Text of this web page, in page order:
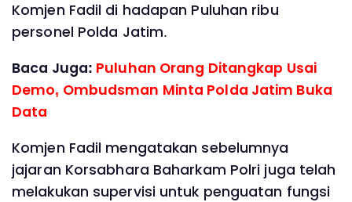
Komjen Fadil di hadapan Puluhan ribu
personel Polda Jatim.
Baca Juga: Puluhan Orang Ditangkap Usai
Demo, Ombudsman Minta Polda Jatim Buka
Data
Komjen Fadil mengatakan sebelumnya
jajaran Korsabhara Baharkam Polri juga telah
melakukan supervisi untuk penguatan fungsi